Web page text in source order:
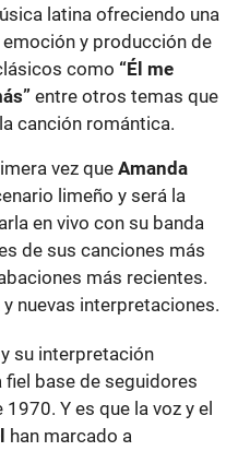
latina ofreciendo una
y producción de
como “Él me
entre otros temas que
canción romántica.
vez que Amanda
limeño y será la
en vivo con su banda
de sus canciones más
más recientes.
nuevas interpretaciones.
su interpretación
base de seguidores
Y es que la voz y el
han marcado a